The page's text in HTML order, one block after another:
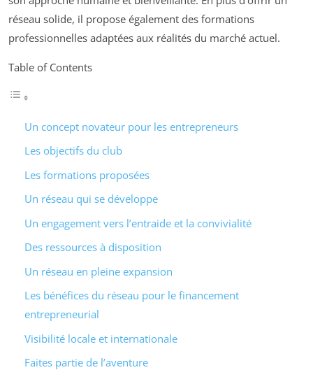
réseau solide, il propose également des formations
professionnelles adaptées aux réalités du marché actuel.
Table of Contents
Un concept novateur pour les entrepreneurs
Les objectifs du club
Les formations proposées
Un réseau qui se développe
Un engagement vers l’entraide et la convivialité
Des ressources à disposition
Un réseau en pleine expansion
Les bénéfices du réseau pour le financement
entrepreneurial
Visibilité locale et internationale
Faites partie de l’aventure